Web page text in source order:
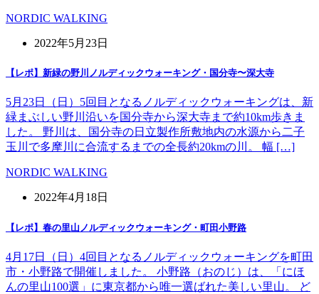
NORDIC WALKING
2022年5月23日
【レポ】新緑の野川ノルディックウォーキング・国分寺〜深大寺
5月23日（日）5回目となるノルディックウォーキングは、新
緑まぶしい野川沿いを国分寺から深大寺まで約10km歩きま
した。 野川は、国分寺の日立製作所敷地内の水源から二子
玉川で多摩川に合流するまでの全長約20kmの川。 幅 […]
NORDIC WALKING
2022年4月18日
【レポ】春の里山ノルディックウォーキング・町田小野路
4月17日（日）4回目となるノルディックウォーキングを町田
市・小野路で開催しました。 小野路（おのじ）は、「にほ
んの里山100選」に東京都から唯一選ばれた美しい里山。 ど